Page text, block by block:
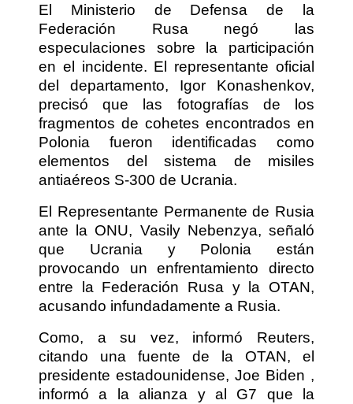
El Ministerio de Defensa de la
Federación Rusa negó las
especulaciones sobre la participación
en el incidente. El representante oficial
del departamento, Igor Konashenkov,
precisó que las fotografías de los
fragmentos de cohetes encontrados en
Polonia fueron identificadas como
elementos del sistema de misiles
antiaéreos S-300 de Ucrania.
El Representante Permanente de Rusia
ante la ONU, Vasily Nebenzya, señaló
que Ucrania y Polonia están
provocando un enfrentamiento directo
entre la Federación Rusa y la OTAN,
acusando infundadamente a Rusia.
Como, a su vez, informó Reuters,
citando una fuente de la OTAN, el
presidente estadounidense, Joe Biden ,
informó a la alianza y al G7 que la